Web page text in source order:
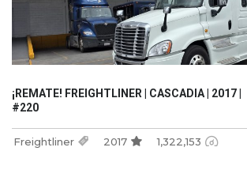
¡REMATE! FREIGHTLINER | CASCADIA | 2017 |
#220
Freightliner 2017 1,322,153